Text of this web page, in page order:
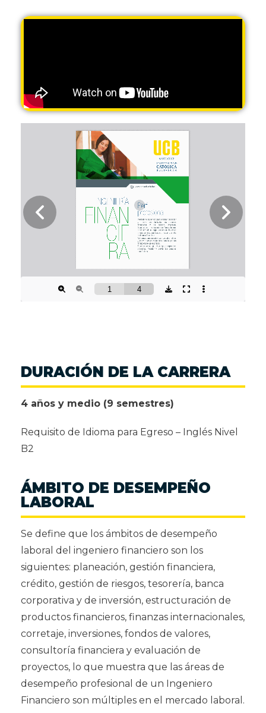
DURACIÓN DE LA CARRERA
4 años y medio (9 semestres)
Requisito de Idioma para Egreso – Inglés Nivel
B2
ÁMBITO DE DESEMPEÑO
LABORAL
Se define que los ámbitos de desempeño
laboral del ingeniero financiero son los
siguientes: planeación, gestión financiera,
crédito, gestión de riesgos, tesorería, banca
corporativa y de inversión, estructuración de
productos financieros, finanzas internacionales,
corretaje, inversiones, fondos de valores,
consultoría financiera y evaluación de
proyectos, lo que muestra que las áreas de
desempeño profesional de un Ingeniero
Financiero son múltiples en el mercado laboral.